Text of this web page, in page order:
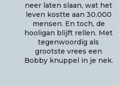
neer laten slaan, wat het
leven kostte aan 30.000
mensen. En toch, de
hooligan blijft rellen. Met
tegenwoordig als
grootste vrees een
Bobby knuppel in je nek.